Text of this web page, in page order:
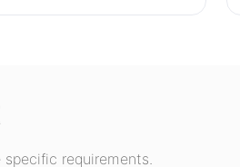
apgaismojumam izstāžu
requirements.